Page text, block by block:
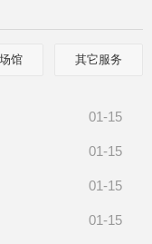
馆 其它服务
01-15
01-15
01-15
01-15